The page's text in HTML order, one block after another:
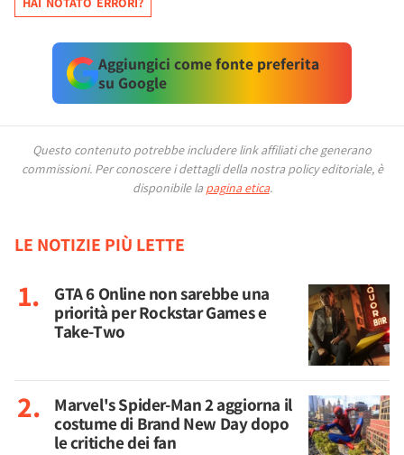
Aggiungici come fonte preferita
su Google
Questo contenuto potrebbe includere link affiliati che generano
commissioni. Per conoscere i dettagli della nostra policy editoriale, è
disponibile la pagina etica.
LE NOTIZIE PIÙ LETTE
GTA 6 Online non sarebbe una
priorità per Rockstar Games e
Take-Two
Marvel's Spider-Man 2 aggiorna il
costume di Brand New Day dopo
le critiche dei fan